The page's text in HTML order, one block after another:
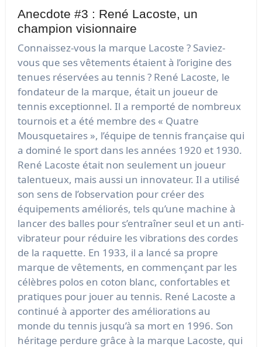
Anecdote #3 : René Lacoste, un
champion visionnaire
Connaissez-vous la marque Lacoste ? Saviez-
vous que ses vêtements étaient à l’origine des
tenues réservées au tennis ? René Lacoste, le
fondateur de la marque, était un joueur de
tennis exceptionnel. Il a remporté de nombreux
tournois et a été membre des « Quatre
Mousquetaires », l’équipe de tennis française qui
a dominé le sport dans les années 1920 et 1930.
René Lacoste était non seulement un joueur
talentueux, mais aussi un innovateur. Il a utilisé
son sens de l’observation pour créer des
équipements améliorés, tels qu’une machine à
lancer des balles pour s’entraîner seul et un anti-
vibrateur pour réduire les vibrations des cordes
de la raquette. En 1933, il a lancé sa propre
marque de vêtements, en commençant par les
célèbres polos en coton blanc, confortables et
pratiques pour jouer au tennis. René Lacoste a
continué à apporter des améliorations au
monde du tennis jusqu’à sa mort en 1996. Son
héritage perdure grâce à la marque Lacoste, qui